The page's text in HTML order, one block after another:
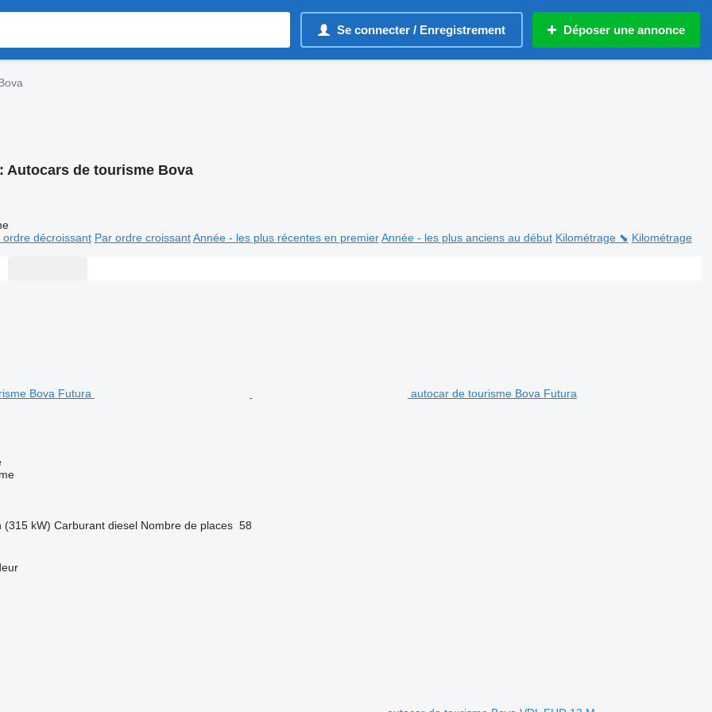
Se connecter / Enregistrement Déposer une annonce
Autocars de tourisme Bova
ordre décroissant Par ordre croissant Année - les plus récentes en premier Année - les plus anciens au début Kilométrage ⬊ Kilométrage
autocar de tourisme Bova Futura
(315 kW) Carburant diesel Nombre de places 58